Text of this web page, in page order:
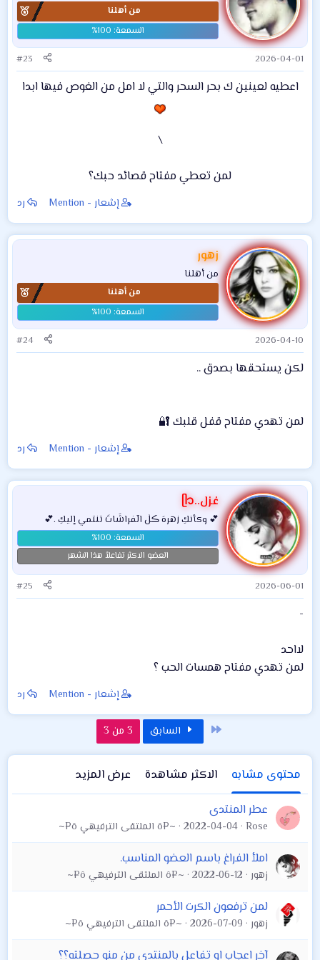
ل
ا
ت
:
من أهلنا
2026-04-01
#23
اعطيه لعينين ك بحر السحر والتي لا امل من الغوص فيها ابدا
\
لمن تعطي مفتاح قصائد حبك؟​
إشعار - Mention رد
زهور
من أهلنا
من أهلنا
2026-04-10
#24
لكن يستحقها بصدق ..
لمن تهدي مفتاح قفل قلبك 🔐
إشعار - Mention رد
غزل..ᥫ᭡
💕 وكأنكِ زهرهَ ڪلٰ الٓفراشَاتَ تنتمي إليكِ .💕
العضو الاكثر تفاعلاً هذا الشهر
2026-06-01
#25
-
لااحد
لمن تهدي مفتاح همسات الحب ؟
إشعار - Mention رد
الأول السابق 3 من 3
محتوى مشابه الاكثر مشاهدة
عرض المزيد
عطر المنتدى
Rose
2022-04-04 ~¤ô الملتقى الترفيهي ô¤~
املأ الفراغ باسم العضو المناسب.
زهور 2022-06-12 ~¤ô الملتقى الترفيهي ô¤~
لمن ترفعون الكرت الأحمر
زهور 2026-07-09 ~¤ô الملتقى الترفيهي ô¤~
آخر اعجاب او تفاعل بالمنتدى من منو حصلته؟؟